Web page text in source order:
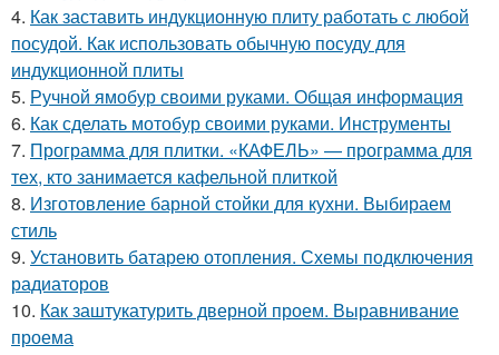
4. Как заставить индукционную плиту работать с любой
посудой. Как использовать обычную посуду для
индукционной плиты
5. Ручной ямобур своими руками. Общая информация
6. Как сделать мотобур своими руками. Инструменты
7. Программа для плитки. «КАФЕЛЬ» — программа для
тех, кто занимается кафельной плиткой
8. Изготовление барной стойки для кухни. Выбираем
стиль
9. Установить батарею отопления. Схемы подключения
радиаторов
10. Как заштукатурить дверной проем. Выравнивание
проема